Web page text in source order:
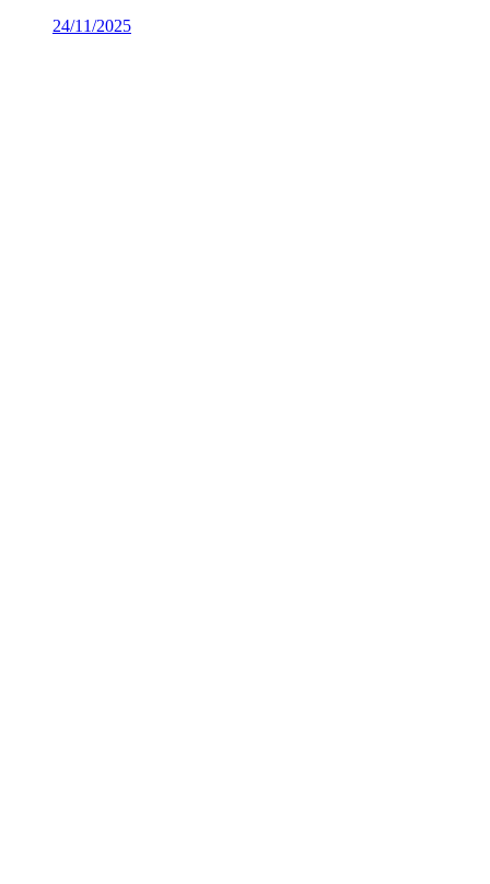
24/11/2025